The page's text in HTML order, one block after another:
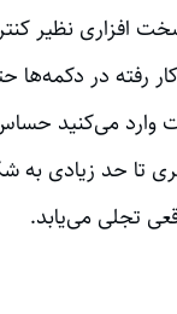
افزاری نظیر
رفته در دکمه‌ها
وارد می‌کنید
تا حد زیادی
تجلی می‌یابد.